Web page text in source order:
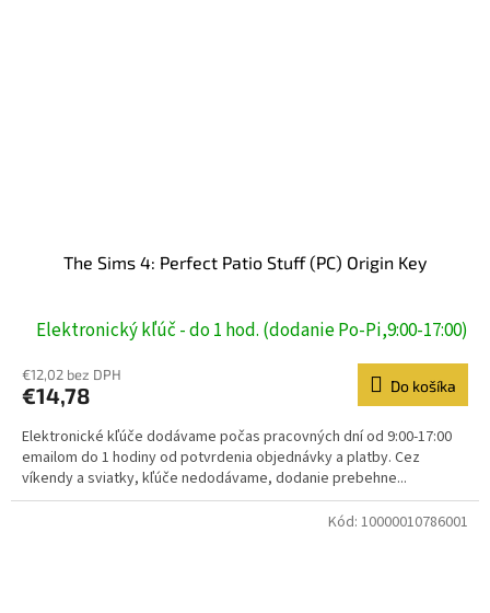
The Sims 4: Perfect Patio Stuff (PC) Origin Key
Elektronický kľúč - do 1 hod. (dodanie Po-Pi,9:00-17:00)
€12,02 bez DPH
€14,78 Do košíka
Elektronické kľúče dodávame počas pracovných dní od 9:00-17:00
emailom do 1 hodiny od potvrdenia objednávky a platby. Cez
víkendy a sviatky, kľúče nedodávame, dodanie prebehne...
Kód: 10000010786001